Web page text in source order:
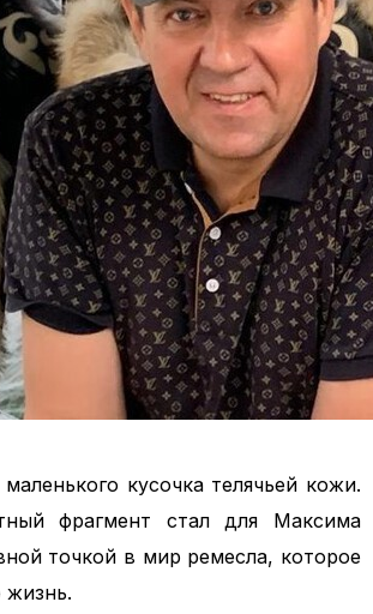
кусочка телячьей кожи.
фрагмент стал для Максима
точкой в мир ремесла, которое
жизнь.